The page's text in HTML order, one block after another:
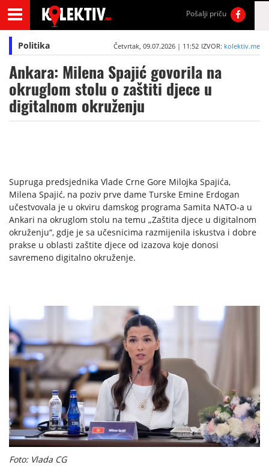
Pošalji priču
Politika Četvrtak, 09.07.2026 | 11:52 IZVOR: kolektiv.me
Ankara: Milena Spajić govorila na
okruglom stolu o zaštiti djece u
digitalnom okruženju
Supruga predsjednika Vlade Crne Gore Milojka Spajića,
Milena Spajić, na poziv prve dame Turske Emine Erdogan
učestvovala je u okviru damskog programa Samita NATO-a u
Ankari na okruglom stolu na temu „Zaštita djece u digitalnom
okruženju“, gdje je sa učesnicima razmijenila iskustva i dobre
prakse u oblasti zaštite djece od izazova koje donosi
savremeno digitalno okruženje.
Foto: Vlada CG